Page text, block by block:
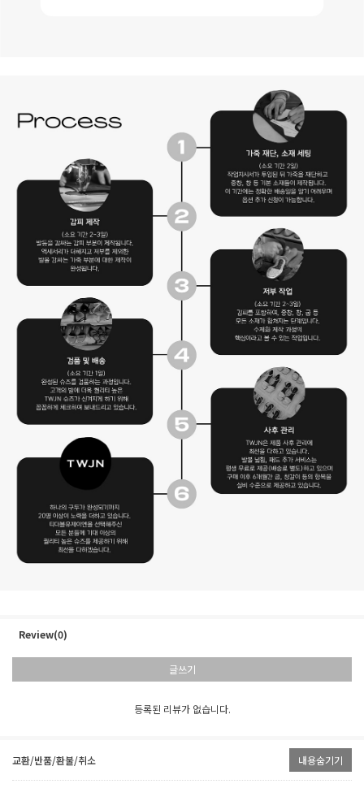
Review(0)
글쓰기
등록된 리뷰가 없습니다.
교환/반품/환불/취소 내용숨기기